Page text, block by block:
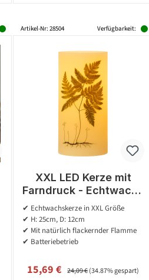
Artikel-Nr: 28504 Verfügbarkeit:
XXL LED Kerze mit
Farndruck - Echtwachs
- flackernde LED - H:
25cm - D: 12cm -
weiß/grün
✔ Echtwachskerze in XXL Größe
✔ H: 25cm, D: 12cm
✔ Mit natürlich flackernder Flamme
✔ Batteriebetrieb
Verkaufspreis:
15,69 € Regulärer Preis:
24,09 €(34.87% gespart)